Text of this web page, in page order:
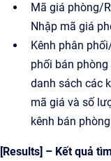
Mã giá phòng/
Nhập mã giá
Kênh phân
phối bán
danh sách các
mã giá và số
kênh bán
[Results] – Kết quả